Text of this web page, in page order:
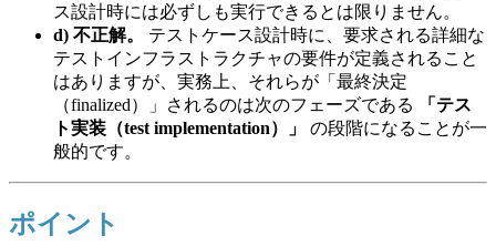
ス設計時には必ずしも実行できるとは限りません。
d) 不正解。
テストケース設計時に、要求される詳細な
テストインフラストラクチャの要件が定義されること
はありますが、実務上、それらが「最終決定
（finalized）」されるのは次のフェーズである
「テス
ト実装（test implementation）」
の段階になることが一
般的です。
ポイント